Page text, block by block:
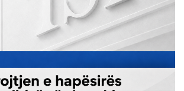
ambasada amerikane), si dhe
të raportimit dhe mbikëqyrjes së
pavarura (mbështetur nga
Si pjesë e angazhimit ISP
profesionale monitorimi, të cilat
zyrtare www.isp.com.al.